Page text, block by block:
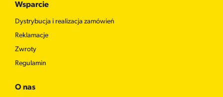
Wsparcie
Dystrybucja i realizacja zamówień
Reklamacje
Zwroty
Regulamin
O nas